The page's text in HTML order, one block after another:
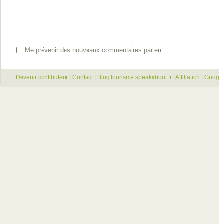
Me prévenir des nouveaux commentaires par email
Devenir contibuteur | Contact | Blog tourisme speakabout.fr | Affiliation |